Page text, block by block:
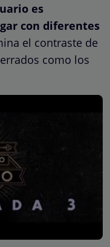
es
con diferentes
el contraste de
como los